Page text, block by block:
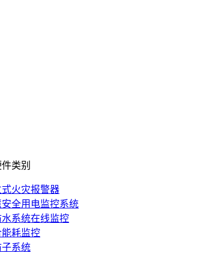
类别
火灾报警器
全用电监控系统
系统在线监控
耗监控
系统